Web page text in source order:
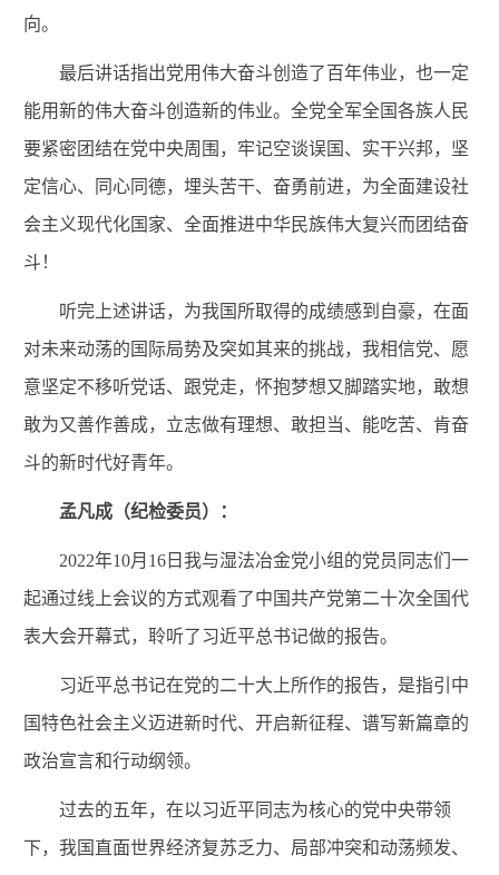
向。
最后讲话指出党用伟大奋斗创造了百年伟业，也一定
能用新的伟大奋斗创造新的伟业。全党全军全国各族人民
要紧密团结在党中央周围，牢记空谈误国、实干兴邦，坚
定信心、同 心同德，埋头苦干、奋勇前进，为全面建设社
会主义现代化国家、全面推进中华民族伟大复兴而团结奋
斗！
听完上述讲话，为我国所取得的成绩感到自豪，在面
对未来动荡的国际局势及突如其来的挑战，我相信党、愿
意坚定不移听党话、跟党走，怀抱梦想又脚踏实地，敢想
敢为又善作善成，立志做有理想、敢担当、能吃苦、肯奋
斗的新时代好青年。
孟凡成（纪检委员）：
2022年10月16日我与湿法冶金党小组的党员同志们一
起通过线上会议的方式观看了中国共产党第二十次全国代
表大会开幕式，聆听了习近平总书记做的报告。
习近平总书记在党的二十大上所作的报告，是指引中
国特色社会主义迈进新时代、开启新征程、谱写新篇章的
政治宣言和行动纲领。
过去的五年，在以习近平同志为核心的党中央带领
下，我国直面世界经济复苏乏力、局部冲突和动荡频发、